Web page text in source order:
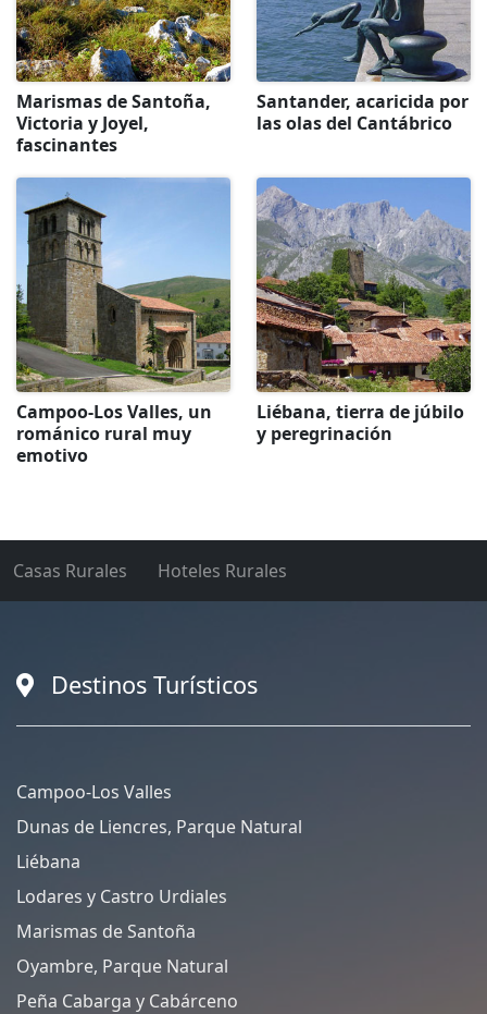
Marismas de Santoña,
Victoria y Joyel,
fascinantes
Santander, acaricida por
las olas del Cantábrico
Campoo-Los Valles, un
románico rural muy
emotivo
Liébana, tierra de júbilo
y peregrinación
Casas Rurales Hoteles Rurales
Destinos Turísticos
Campoo-Los Valles
Dunas de Liencres, Parque Natural
Liébana
Lodares y Castro Urdiales
Marismas de Santoña
Oyambre, Parque Natural
Peña Cabarga y Cabárceno